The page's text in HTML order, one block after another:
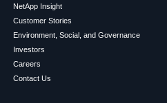
NetApp Insight
Customer Stories
Environment, Social, and Governance
Investors
Careers
Contact Us